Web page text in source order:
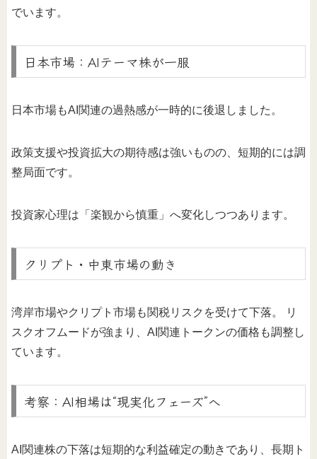
でいます。
日本市場：AIテーマ株が一服
日本市場もAI関連の過熱感が一時的に後退しました。
政策支援や投資拡大の期待感は強いものの、短期的には調
整局面です。
投資家心理は「楽観から慎重」へ変化しつつあります。
クリプト・中東市場の動き
湾岸市場やクリプト市場も関税リスクを受けて下落。 リ
スクオフムードが強まり、AI関連トークンの価格も調整し
ています。
考察：AI相場は“現実化フェーズ”へ
AI関連株の下落は短期的な利益確定の動きであり、長期ト